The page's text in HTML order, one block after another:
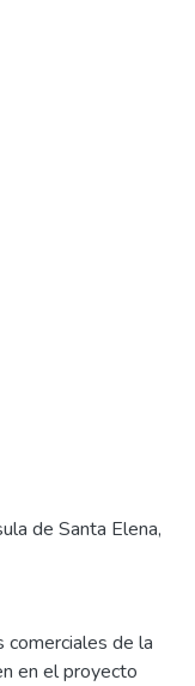
de Santa Elena,
comerciales de la
en el proyecto